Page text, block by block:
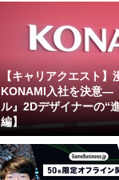
【キャリアクエスト】
KONAMI入社を決意―
ル』2Dデザイナーの“
編】